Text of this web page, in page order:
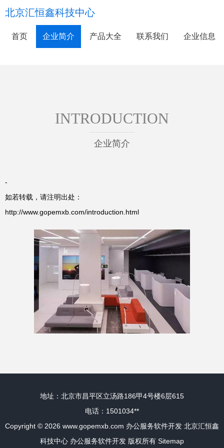
北京汇恒鑫科技中心
首页 企业简介 产品大全 联系我们 企业信息
INTRODUCTION
企业简介
-
如若转载，请注明出处：
http://www.gopemxb.com/introduction.html
地址：北京市昌平区立汤路186甲4号楼6层615
电话：1501034**
Copyright © 2026 www.gopemxb.com 办公服务软件开发 北京汇恒鑫
科技中心 办公服务软件开发 版权所有 Sitemap